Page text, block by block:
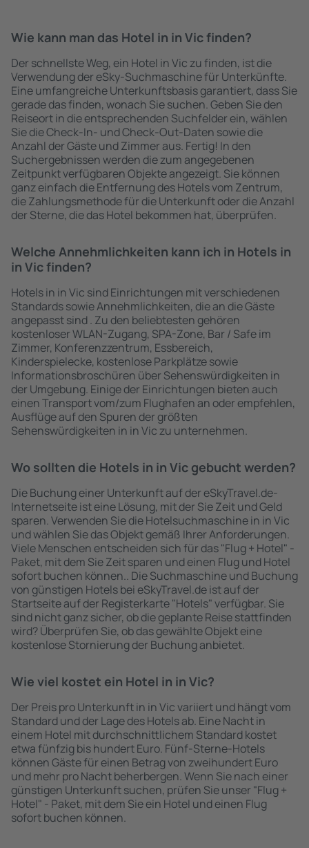
Wie kann man das Hotel in in Vic finden?
Der schnellste Weg, ein Hotel in Vic zu finden, ist die
Verwendung der eSky-Suchmaschine für Unterkünfte.
Eine umfangreiche Unterkunftsbasis garantiert, dass Sie
gerade das finden, wonach Sie suchen. Geben Sie den
Reiseort in die entsprechenden Suchfelder ein, wählen
Sie die Check-In- und Check-Out-Daten sowie die
Anzahl der Gäste und Zimmer aus. Fertig! In den
Suchergebnissen werden die zum angegebenen
Zeitpunkt verfügbaren Objekte angezeigt. Sie können
ganz einfach die Entfernung des Hotels vom Zentrum,
die Zahlungsmethode für die Unterkunft oder die Anzahl
der Sterne, die das Hotel bekommen hat, überprüfen.
Welche Annehmlichkeiten kann ich in Hotels in
in Vic finden?
Hotels in in Vic sind Einrichtungen mit verschiedenen
Standards sowie Annehmlichkeiten, die an die Gäste
angepasst sind . Zu den beliebtesten gehören
kostenloser WLAN-Zugang, SPA-Zone, Bar / Safe im
Zimmer, Konferenzzentrum, Essbereich,
Kinderspielecke, kostenlose Parkplätze sowie
Informationsbroschüren über Sehenswürdigkeiten in
der Umgebung. Einige der Einrichtungen bieten auch
einen Transport vom/zum Flughafen an oder empfehlen,
Ausflüge auf den Spuren der größten
Sehenswürdigkeiten in in Vic zu unternehmen.
Wo sollten die Hotels in in Vic gebucht werden?
Die Buchung einer Unterkunft auf der eSkyTravel.de-
Internetseite ist eine Lösung, mit der Sie Zeit und Geld
sparen. Verwenden Sie die Hotelsuchmaschine in in Vic
und wählen Sie das Objekt gemäß Ihrer Anforderungen.
Viele Menschen entscheiden sich für das "Flug + Hotel" -
Paket, mit dem Sie Zeit sparen und einen Flug und Hotel
sofort buchen können.. Die Suchmaschine und Buchung
von günstigen Hotels bei eSkyTravel.de ist auf der
Startseite auf der Registerkarte "Hotels" verfügbar. Sie
sind nicht ganz sicher, ob die geplante Reise stattfinden
wird? Überprüfen Sie, ob das gewählte Objekt eine
kostenlose Stornierung der Buchung anbietet.
Wie viel kostet ein Hotel in in Vic?
Der Preis pro Unterkunft in in Vic variiert und hängt vom
Standard und der Lage des Hotels ab. Eine Nacht in
einem Hotel mit durchschnittlichem Standard kostet
etwa fünfzig bis hundert Euro. Fünf-Sterne-Hotels
können Gäste für einen Betrag von zweihundert Euro
und mehr pro Nacht beherbergen. Wenn Sie nach einer
günstigen Unterkunft suchen, prüfen Sie unser "Flug +
Hotel" - Paket, mit dem Sie ein Hotel und einen Flug
sofort buchen können.